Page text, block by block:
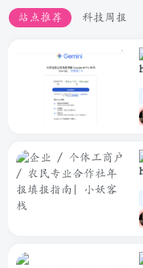
站点推荐 科技周报